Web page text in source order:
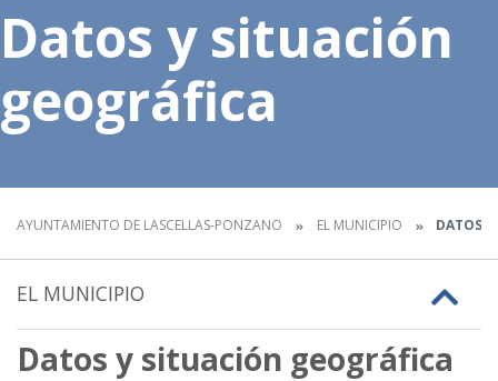
Datos y situación
geográfica
AYUNTAMIENTO DE LASCELLAS-PONZANO EL MUNICIPIO DATOS
EL MUNICIPIO
Datos y situación geográfica